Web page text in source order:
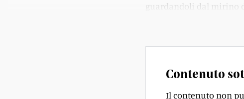
guardandoli dal mirino
Contenuto
Il contenuto non